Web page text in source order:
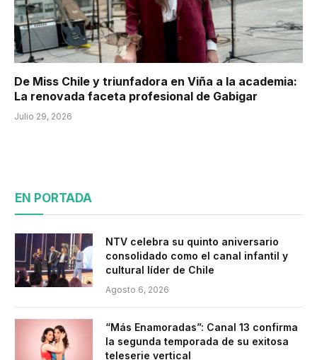
De Miss Chile y triunfadora en Viña a la academia:
La renovada faceta profesional de Gabigar
Julio 29, 2026
EN PORTADA
NTV celebra su quinto aniversario
consolidado como el canal infantil y
cultural líder de Chile
Agosto 6, 2026
“Más Enamoradas”: Canal 13 confirma
la segunda temporada de su exitosa
teleserie vertical